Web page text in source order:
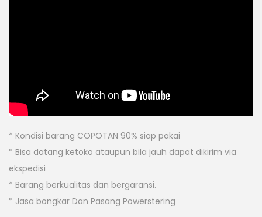
* Kondisi barang COPOTAN 90% siap pakai
* Bisa datang ketoko ataupun bila jauh dapat dikirim via
ekspedisi
* Barang berkualitas dan bergaransi.
* Jasa bongkar Dan Pasang Powerstering